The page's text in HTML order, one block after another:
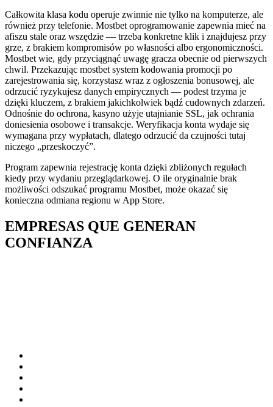
Całkowita klasa kodu operuje zwinnie nie tylko na komputerze, ale
również przy telefonie. Mostbet oprogramowanie zapewnia mieć na
afiszu stale oraz wszędzie — trzeba konkretne klik i znajdujesz przy
grze, z brakiem kompromisów po własności albo ergonomiczności.
Mostbet wie, gdy przyciągnąć uwagę gracza obecnie od pierwszych
chwil. Przekazując mostbet system kodowania promocji po
zarejestrowania się, korzystasz wraz z ogłoszenia bonusowej, ale
odrzucić ryzykujesz danych empirycznych — podest trzyma je
dzięki kluczem, z brakiem jakichkolwiek bądź cudownych zdarzeń.
Odnośnie do ochrona, kasyno użyje utajnianie SSL, jak ochrania
doniesienia osobowe i transakcje. Weryfikacja konta wydaje się
wymagana przy wypłatach, dlatego odrzucić da czujności tutaj
niczego „przeskoczyć”.
Program zapewnia rejestrację konta dzięki zbliżonych regułach
kiedy przy wydaniu przeglądarkowej. O ile oryginalnie brak
możliwości odszukać programu Mostbet, może okazać się
konieczna odmiana regionu w App Store.
EMPRESAS QUE GENERAN
CONFIANZA